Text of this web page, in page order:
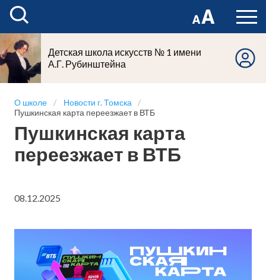
Детская школа искусств № 1 имени
А.Г. Рубинштейна
О школе
Новости г. Томска
Пушкинская карта переезжает в ВТБ
Пушкинская карта
переезжает в ВТБ
08.12.2025